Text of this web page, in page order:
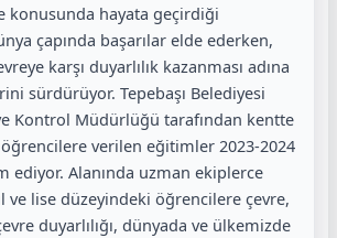
konusunda hayata geçirdiği
çapında başarılar elde ederken,
karşı duyarlılık kazanması adına
sürdürüyor. Tepebaşı Belediyesi
Kontrol Müdürlüğü tarafından kentte
verilen eğitimler 2023-2024
ediyor. Alanında uzman ekiplerce
lise düzeyindeki öğrencilere çevre,
duyarlılığı, dünyada ve ülkemizde